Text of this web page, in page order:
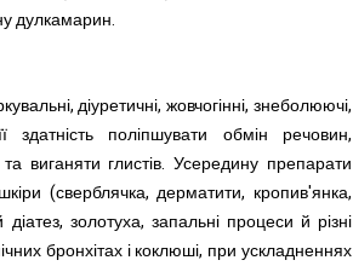
дулкамарин.
діуретичні, жовчогінні, знеболюючі,
здатність поліпшувати обмін речовин,
виганяти глистів. Усередину препарати
(сверблячка, дерматити, кропив'янка,
золотуха, запальні процеси й різні
бронхітах і коклюші, при ускладненнях